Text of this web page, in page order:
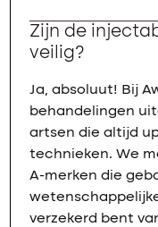
Zijn de
veilig?
Ja, absoluut! Bij
behandelingen
artsen die altijd
technieken. We
A-merken die
verzekerd bent